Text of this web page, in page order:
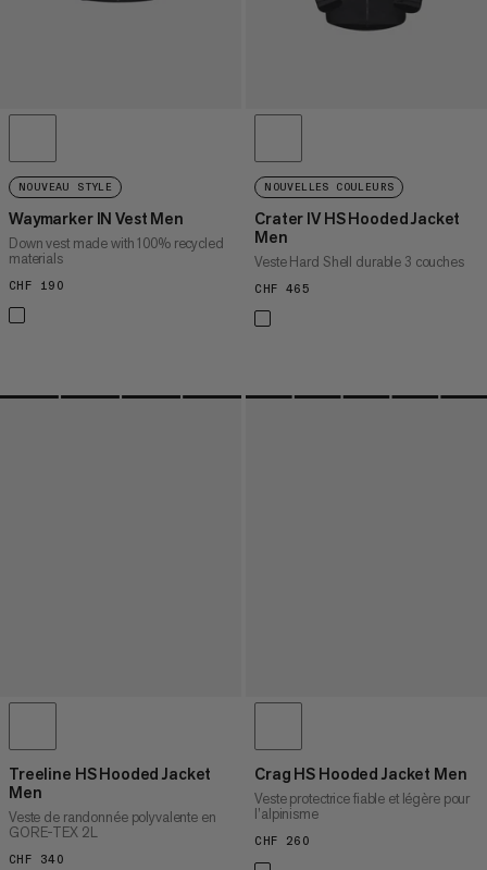
NOUVEAU STYLE
Waymarker IN Vest Men
Down vest made with 100% recycled
materials
CHF 190
NOUVELLES COULEURS
Crater IV HS Hooded Jacket
Men
Veste Hard Shell durable 3 couches
CHF 465
Treeline HS Hooded Jacket
Men
Veste de randonnée polyvalente en
GORE-TEX 2L
CHF 340
Crag HS Hooded Jacket Men
Veste protectrice fiable et légère pour
l’alpinisme
CHF 260